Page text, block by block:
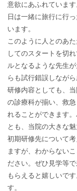
意欲にあふれていま
日は一緒に旅行に行
います。
このように人とのあ
してのスタートを切
ルとなるような先生
らも試行錯誤しなが
研修内容としても、
の診療科が揃い、救
れることができます
とも、当院の大きな魅
初期研修先について
ますが、わからない
ださい。ぜひ見学等
もらえると嬉しいで
す。